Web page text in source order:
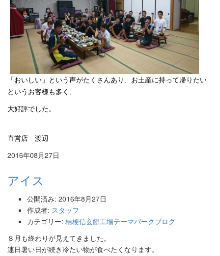
「おいしい」という声がたくさんあり、お土産に持って帰りたい
というお客様も多く、
大好評でした。
直営店 渡辺
2016年08月27日
アイス
公開済み: 2016年8月27日
作成者: スタッフ
カテゴリー: 桔梗信玄餅工場テーマパークブログ
８月も終わりが見えてきました。
連日暑い日が続き冷たい物が食べたくなります。